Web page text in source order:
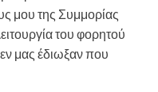
μου της Συμμορίας
του φορητού
μας έδιωξαν που